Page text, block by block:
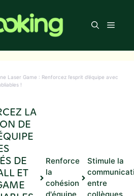
Menu
Laser Game : Renforcez l’esprit d’équipe avec
!
LA
DE
DE
ET
Renforce
la
cohésion
Stimule la
entre